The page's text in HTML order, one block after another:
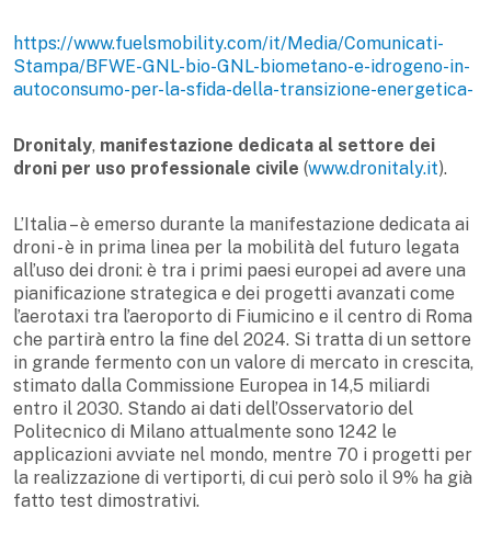
https://www.fuelsmobility.com/it/Media/Comunicati-
Stampa/BFWE-GNL-bio-GNL-biometano-e-idrogeno-in-
autoconsumo-per-la-sfida-della-transizione-energetica-
Dronitaly, manifestazione dedicata al settore dei
droni per uso professionale civile (www.dronitaly.it).
L’Italia – è emerso durante la manifestazione dedicata ai
droni - è in prima linea per la mobilità del futuro legata
all’uso dei droni: è tra i primi paesi europei ad avere una
pianificazione strategica e dei progetti avanzati come
l’aerotaxi tra l’aeroporto di Fiumicino e il centro di Roma
che partirà entro la fine del 2024. Si tratta di un settore
in grande fermento con un valore di mercato in crescita,
stimato dalla Commissione Europea in 14,5 miliardi
entro il 2030. Stando ai dati dell’Osservatorio del
Politecnico di Milano attualmente sono 1242 le
applicazioni avviate nel mondo, mentre 70 i progetti per
la realizzazione di vertiporti, di cui però solo il 9% ha già
fatto test dimostrativi.